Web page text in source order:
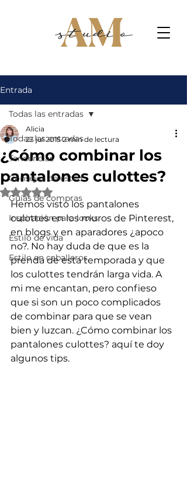
Entrada
Todas las entradas
Tendencias
Consejos de estilo
Guías de compras
Inspiración para looks
Estilo de vida
Estilo en caballeros
Todas las entradas
¿Cómo combinar los
pantalones culottes?
Alicia
23 jul 2015 2 min de lectura
Obtuvo NaN de 5 estrellas.
Hemos visto los pantalones
culottes en los muros de Pinterest,
en blogs y en aparadores ¿apoco
no?. No hay duda de que es la
prenda de esta temporada y que
los culottes tendrán larga vida. A
mi me encantan, pero confieso
que si son un poco complicados
de combinar para que se vean
bien y luzcan. ¿Cómo combinar los
pantalones culottes? aquí te doy
algunos tips.